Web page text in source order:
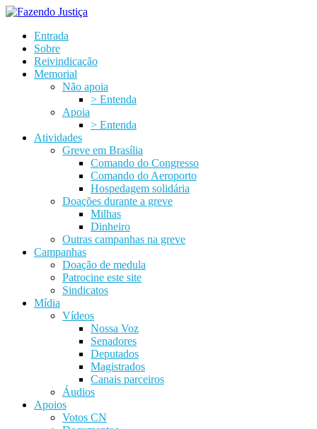
Entrada
Sobre
Reivindicação
Memorial
Não apoia
> Entenda
Apoia
> Entenda
Atividades
Greve em Brasília
Comando do Congresso
Comando do Aeroporto
Hospedagem solidária
Doações durante a greve
Milhas
Dinheiro
Outras campanhas na greve
Campanhas
Doação de medula
Patrocine este site
Sindicatos
Mídia
Vídeos
Nossa Voz
Senadores
Deputados
Magistrados
Canais parceiros
Áudios
Apoios
Votos CN